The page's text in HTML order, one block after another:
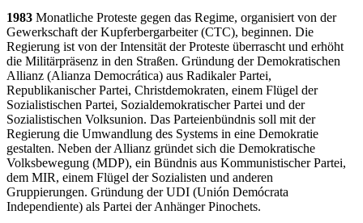
1983 Monatliche Proteste gegen das Regime, organisiert von der
Gewerkschaft der Kupferbergarbeiter (CTC), beginnen. Die
Regierung ist von der Intensität der Proteste überrascht und erhöht
die Militärpräsenz in den Straßen. Gründung der Demokratischen
Allianz (Alianza Democrática) aus Radikaler Partei,
Republikanischer Partei, Christdemokraten, einem Flügel der
Sozialistischen Partei, Sozialdemokratischer Partei und der
Sozialistischen Volksunion. Das Parteienbündnis soll mit der
Regierung die Umwandlung des Systems in eine Demokratie
gestalten. Neben der Allianz gründet sich die Demokratische
Volksbewegung (MDP), ein Bündnis aus Kommunistischer Partei,
dem MIR, einem Flügel der Sozialisten und anderen
Gruppierungen. Gründung der UDI (Unión Demócrata
Independiente) als Partei der Anhänger Pinochets.